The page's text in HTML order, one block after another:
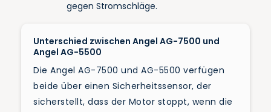
gegen Stromschläge.
Unterschied zwischen Angel AG-7500 und
Angel AG-5500
Die Angel AG-7500 und AG-5500 verfügen
beide über einen Sicherheitssensor, der
sicherstellt, dass der Motor stoppt, wenn die